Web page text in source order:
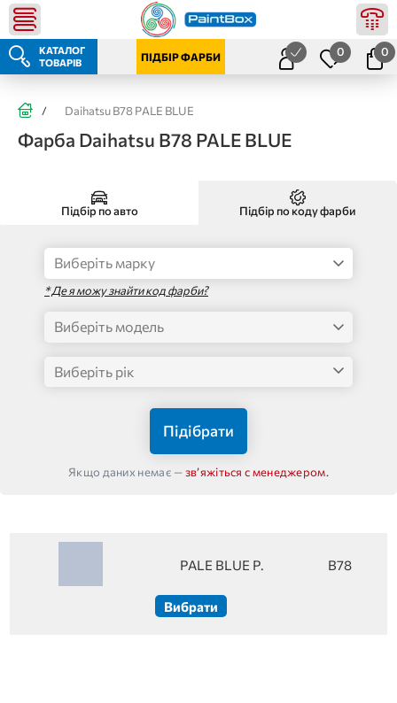
КАТАЛОГ
ТОВАРІВ
ПІДБІР ФАРБИ 0 0
/ Daihatsu B78 PALE BLUE
Фарба Daihatsu B78 PALE BLUE
Підбір по авто Підбір по коду фарби
* Де я можу знайти код фарби?
Підібрати
Якщо даних немає —звʼяжіться с менеджером.
PALE BLUE P. B78
Вибрати